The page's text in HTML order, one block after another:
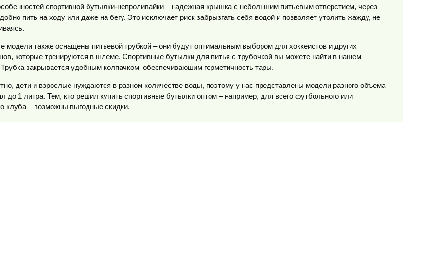
спортивной бутылки-непроливайки – надежная крышка с небольшим питьевым отверстием, через
пить на ходу или даже на бегу. Это исключает риск забрызгать себя водой и позволяет утолить жажду, не
модели также оснащены питьевой трубкой – они будут оптимальным выбором для хоккеистов и других
которые тренируются в шлеме. Спортивные бутылки для питья с трубочкой вы можете найти в нашем
Трубка закрывается удобным колпачком, обеспечивающим герметичность тары.
дети и взрослые нуждаются в разном количестве воды, поэтому у нас представлены модели разного объема
до 1 литра. Тем, кто решил купить спортивные бутылки оптом – например, для всего футбольного или
клуба – возможны выгодные скидки.